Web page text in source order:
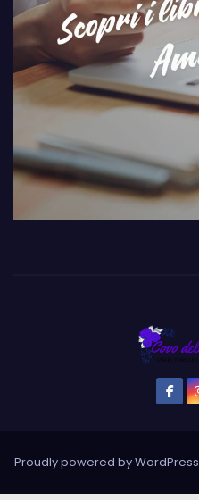
Proudly powered by WordPress